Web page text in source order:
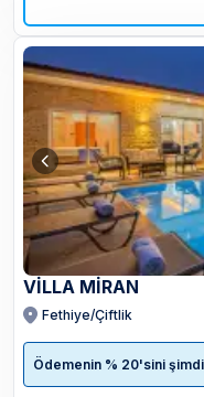
VİLLA MİRAN
Fethiye/Çiftlik
Ödemenin % 20'sini